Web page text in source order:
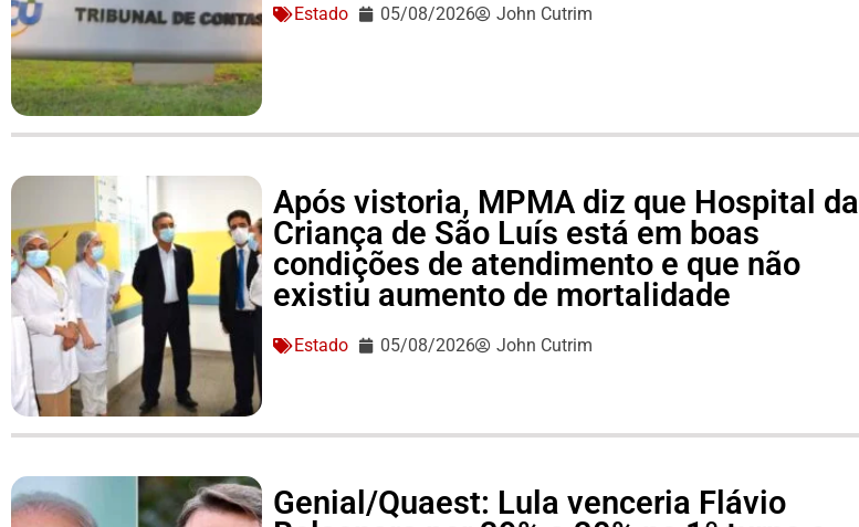
Estado 05/08/2026 John Cutrim
Após vistoria, MPMA diz que Hospital da
Criança de São Luís está em boas
condições de atendimento e que não
existiu aumento de mortalidade
Estado 05/08/2026 John Cutrim
Genial/Quaest: Lula venceria Flávio